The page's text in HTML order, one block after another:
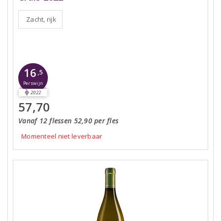
Zacht, rijk
16 ,5
Perswijn
2022
57,70
Vanaf 12 flessen 52,90 per fles
Momenteel niet leverbaar